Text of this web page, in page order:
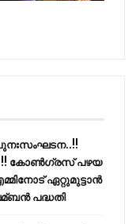
കോണ്‍ഗ്രസ് പഴയ
ഏറ്റുമുട്ടാന്‍
പദ്ധതി